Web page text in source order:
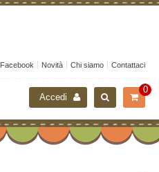
Facebook Novità Chi siamo Contattaci
0
Accedi